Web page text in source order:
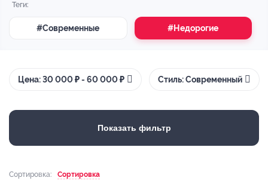
Теги:
#Современные #Недорогие
Цена: 30 000 ₽ - 60 000 ₽ Стиль: Современный
Показать фильтр
Сортировка: Сортировка